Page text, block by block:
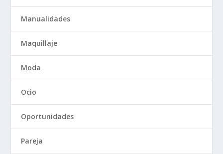
Manualidades
Maquillaje
Moda
Ocio
Oportunidades
Pareja